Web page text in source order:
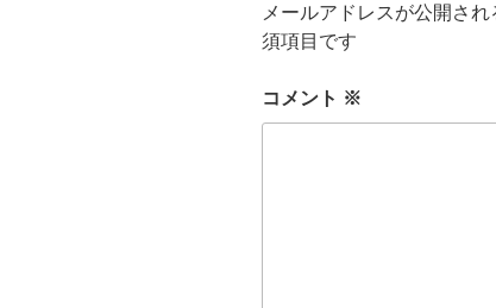
メールアドレスが公開され
須項目です
コメント ※